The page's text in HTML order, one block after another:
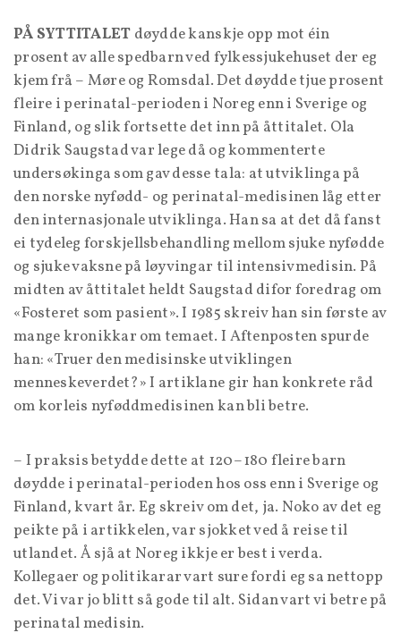
PÅ SYTTITALET døydde kanskje opp mot éin
prosent av alle spedbarn ved fylkessjukehuset der eg
kjem frå – Møre og Romsdal. Det døydde tjue prosent
fleire i perinatal-perioden i Noreg enn i Sverige og
Finland, og slik fortsette det inn på åttitalet. Ola
Didrik Saugstad var lege då og kommenterte
undersøkinga som gav desse tala: at utviklinga på
den norske nyfødd- og perinatal-medisinen låg etter
den internasjonale utviklinga. Han sa at det då fanst
ei tydeleg forskjellsbehandling mellom sjuke nyfødde
og sjuke vaksne på løyvingar til intensivmedisin. På
midten av åttitalet heldt Saugstad difor foredrag om
«Fosteret som pasient». I 1985 skreiv han sin første av
mange kronikkar om temaet. I Aftenposten spurde
han: «Truer den medisinske utviklingen
menneskeverdet?» I artiklane gir han konkrete råd
om korleis nyføddmedisinen kan bli betre.
– I praksis betydde dette at 120–180 fleire barn
døydde i perinatal-perioden hos oss enn i Sverige og
Finland, kvart år. Eg skreiv om det, ja. Noko av det eg
peikte på i artikkelen, var sjokket ved å reise til
utlandet. Å sjå at Noreg ikkje er best i verda.
Kollegaer og politikarar vart sure fordi eg sa nettopp
det. Vi var jo blitt så gode til alt. Sidan vart vi betre på
perinatal medisin.